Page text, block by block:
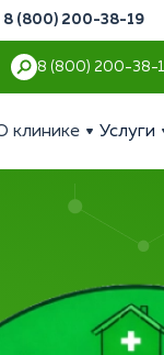
8 (800) 200-38-19
8 (800) 200-38-
клинике Услуги